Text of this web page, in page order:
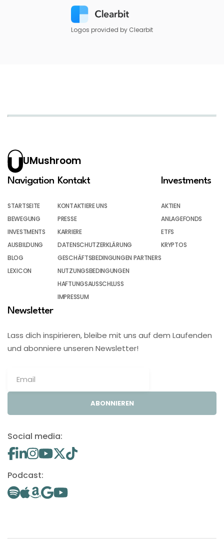
Logos provided by Clearbit
UMushroom
Navigation
STARTSEITE
BEWEGUNG
INVESTMENTS
AUSBILDUNG
BLOG
LEXICON
Kontakt
KONTAKTIERE UNS
PRESSE
KARRIERE
DATENSCHUTZERKLÄRUNG
GESCHÄFTSBEDINGUNGEN PARTNERS
NUTZUNGSBEDINGUNGEN
HAFTUNGSAUSSCHLUSS
IMPRESSUM
Investments
AKTIEN
ANLAGEFONDS
ETFS
KRYPTOS
Newsletter
Lass dich inspirieren, bleibe mit uns auf dem Laufenden
und abonniere unseren Newsletter!
ABONNIEREN
Social media:
Podcast: